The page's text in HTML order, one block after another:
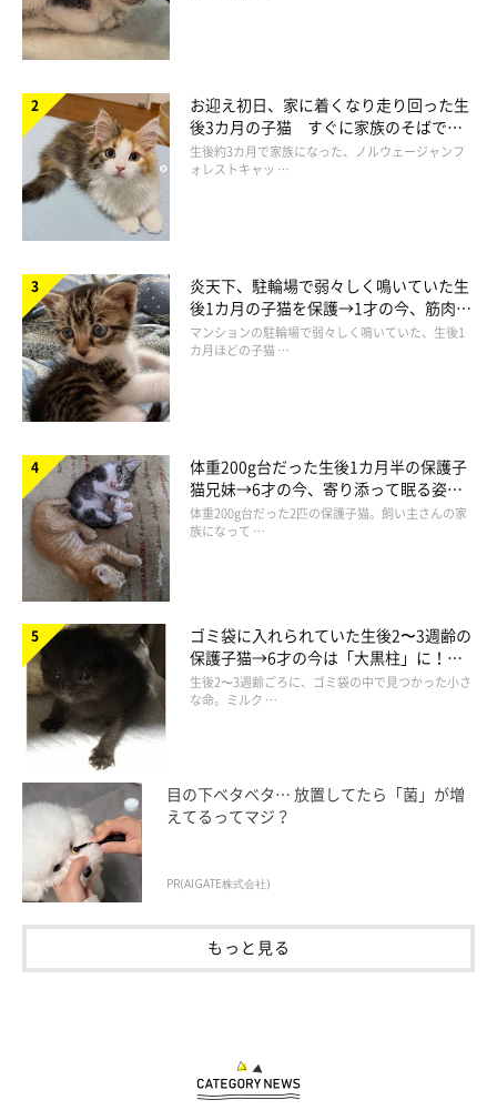
お迎え初日、家に着くなり走り回った生
後3カ月の子猫 すぐに家族のそばで落
ち着く姿に「迎えてよかった」
生後約3カ月で家族になった、ノルウェージャンフ
ォレストキャッ …
炎天下、駐輪場で弱々しく鳴いていた生
後1カ月の子猫を保護→1才の今、筋肉質
でツンデレなコに成長
マンションの駐輪場で弱々しく鳴いていた、生後1
カ月ほどの子猫 …
体重200g台だった生後1カ月半の保護子
猫兄妹→6才の今、寄り添って眠る姿に
ほっこり！
体重200g台だった2匹の保護子猫。飼い主さんの家
族になって …
ゴミ袋に入れられていた生後2〜3週齢の
保護子猫→6才の今は「大黒柱」に！
美しい黒猫に成長した姿にグッとくる
生後2〜3週齢ごろに、ゴミ袋の中で見つかった小さ
な命。ミルク …
目の下ベタベタ… 放置してたら「菌」が増
えてるってマジ？
PR(AIGATE株式会社)
もっと見る